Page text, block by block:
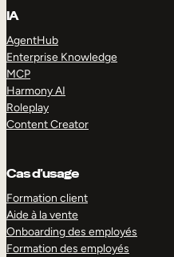
IA
AgentHub
Enterprise Knowledge
MCP
Harmony AI
Roleplay
Content Creator
Cas d’usage
Formation client
Aide à la vente
Onboarding des employés
Formation des employés